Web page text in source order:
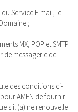
Service E-mail, le
;
MX, POP et SMTP
de messagerie de
des conditions ci-
AMEN de fournir
s'il (a) ne renouvelle